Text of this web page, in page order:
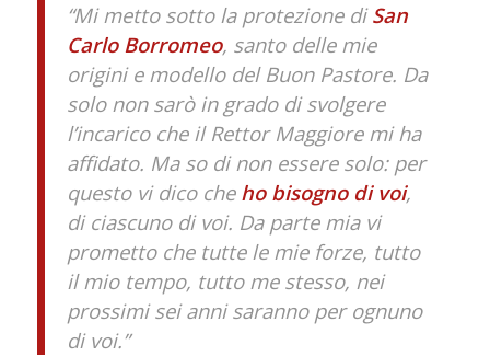
“Mi metto sotto la protezione diSan
Carlo Borromeo, santo delle mie
origini e modello del Buon Pastore. Da
solo non sarò in grado di svolgere
l’incarico che il Rettor Maggiore mi ha
affidato. Ma so di non essere solo: per
questo vi dico che ho bisogno di voi,
di ciascuno di voi. Da parte mia vi
prometto che tutte le mie forze, tutto
il mio tempo, tutto me stesso, nei
prossimi sei anni saranno per ognuno
di voi.”